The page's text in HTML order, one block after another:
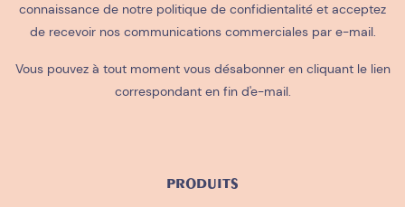
connaissance de notre politique de confidientalité et acceptez
de recevoir nos communications commerciales par e-mail.
Vous pouvez à tout moment vous désabonner en cliquant le lien
correspondant en fin d'e-mail.
PRODUITS